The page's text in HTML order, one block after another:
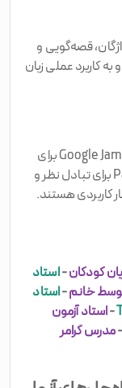
قصه‌گویی و
کاربرد عملی زبان
پلتفرم‌هایی مانند Kahoot، Quizlet و Google Jamboard برای
ایجاد تمرینات تعاملی، و ابزارهایی مانند Padlet برای تبادل نظر و
کاربردی هستند.
کودکان-استاد
خانم-استاد
-استاد آزمون
-مدرس گرامر